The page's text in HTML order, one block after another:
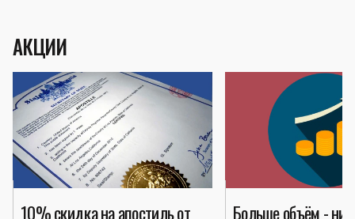
АКЦИИ
10% скидка на апостиль от Больше объём -